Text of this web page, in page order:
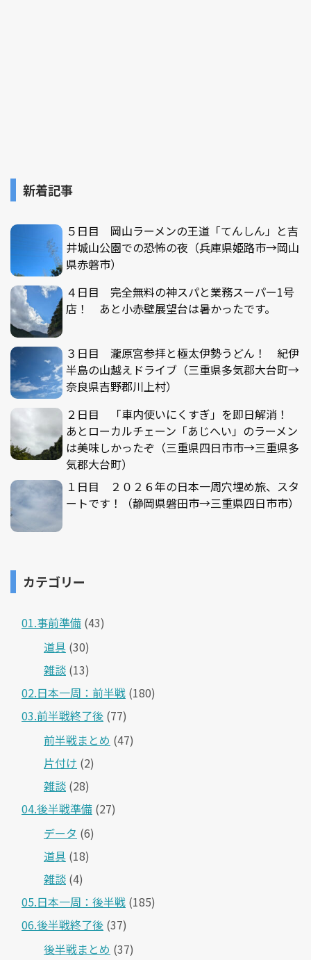
新着記事
５日目 岡山ラーメンの王道「てんしん」と吉
井城山公園での恐怖の夜（兵庫県姫路市→岡山
県赤磐市）
４日目 完全無料の神スパと業務スーパー1号
店！ あと小赤壁展望台は暑かったです。
３日目 瀧原宮参拝と極太伊勢うどん！ 紀伊
半島の山越えドライブ（三重県多気郡大台町→
奈良県吉野郡川上村）
２日目 「車内使いにくすぎ」を即日解消！
あとローカルチェーン「あじへい」のラーメン
は美味しかったぞ（三重県四日市市→三重県多
気郡大台町）
１日目 ２０２６年の日本一周穴埋め旅、スタ
ートです！（静岡県磐田市→三重県四日市市）
カテゴリー
01.事前準備 (43)
道具 (30)
雑談 (13)
02.日本一周：前半戦 (180)
03.前半戦終了後 (77)
前半戦まとめ (47)
片付け (2)
雑談 (28)
04.後半戦準備 (27)
データ (6)
道具 (18)
雑談 (4)
05.日本一周：後半戦 (185)
06.後半戦終了後 (37)
後半戦まとめ (37)